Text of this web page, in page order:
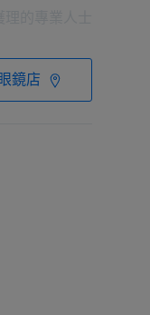
鏡店